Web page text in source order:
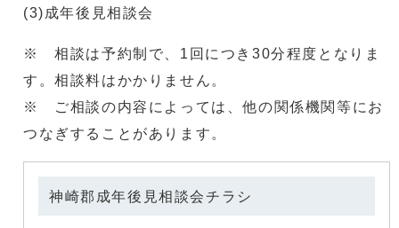
(3)成年後見相談会
※ 相談は予約制で、1回につき30分程度となりま
す。相談料はかかりません。
※ ご相談の内容によっては、他の関係機関等にお
つなぎすることがあります。
神崎郡成年後見相談会チラシ